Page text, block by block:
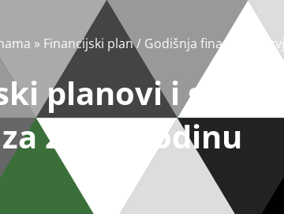
» Financijski plan / Godišnja financijska
planovi i
2021. godinu